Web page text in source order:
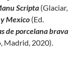
Scripta (Glaciar,
Mexico (Ed.
de porcelana brava
Madrid, 2020).